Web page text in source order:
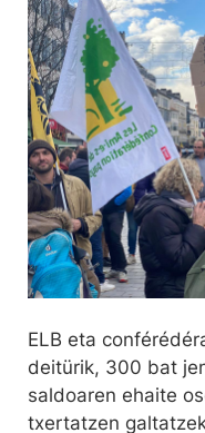
ELB eta
deitürik, 300 bat
saldoaren ehaite
txertatzen